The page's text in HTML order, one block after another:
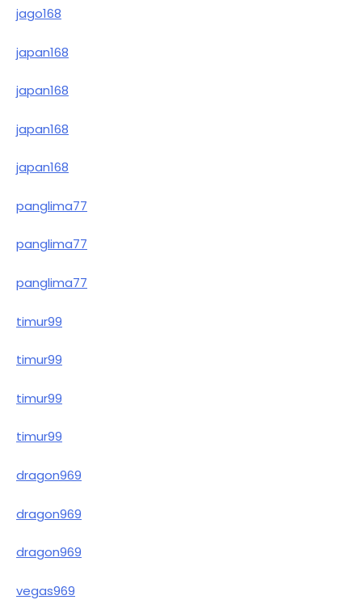
jago168
japan168
japan168
japan168
japan168
panglima77
panglima77
panglima77
timur99
timur99
timur99
timur99
dragon969
dragon969
dragon969
vegas969